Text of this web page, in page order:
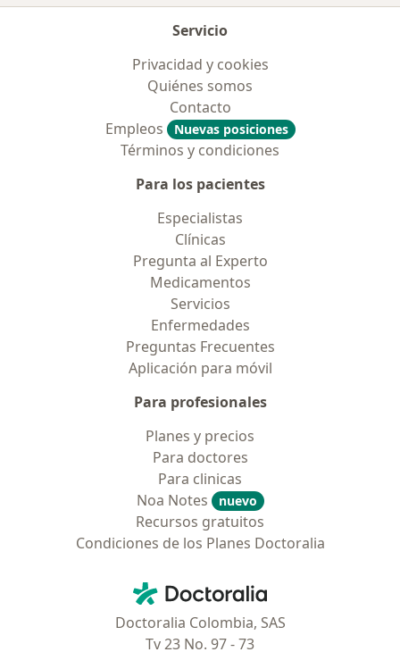
Servicio
Privacidad y cookies
Quiénes somos
Contacto
Empleos
Nuevas posiciones
Términos y condiciones
Para los pacientes
Especialistas
Clínicas
Pregunta al Experto
Medicamentos
Servicios
Enfermedades
Preguntas Frecuentes
Aplicación para móvil
Para profesionales
Planes y precios
Para doctores
Para clinicas
Noa Notes
nuevo
Recursos gratuitos
Condiciones de los Planes Doctoralia
Doctoralia - Página de inicio
Doctoralia Colombia, SAS
Tv 23 No. 97 - 73